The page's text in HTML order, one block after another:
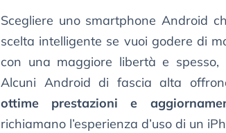
Scegliere uno smartphone Android
scelta intelligente se vuoi godere di
con una maggiore libertà e
Alcuni Android di fascia alta
ottime prestazioni e
richiamano l’esperienza d’uso di un